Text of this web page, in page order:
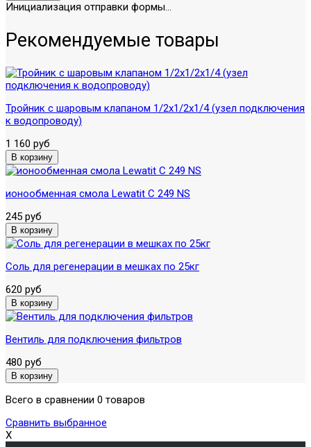
Инициализация отправки формы...
Рекомендуемые товары
Тройник с шаровым клапаном 1/2х1/2х1/4 (узел подключения
к водопроводу)
1 160 руб
ионообменная смола Lewatit C 249 NS
245 руб
Соль для регенерации в мешках по 25кг
620 руб
Вентиль для подключения фильтров
480 руб
Всего в сравнении 0 товаров
Сравнить выбранное
X